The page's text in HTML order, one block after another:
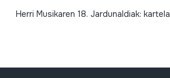
Herri Musikaren 18. Jardunaldiak: kartela